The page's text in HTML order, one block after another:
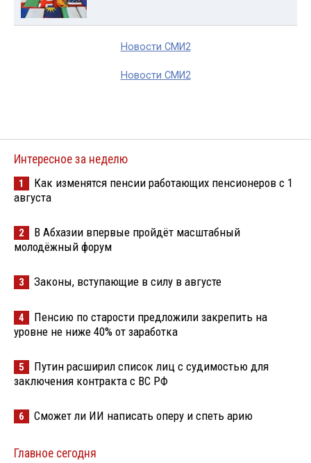
Новости СМИ2
Новости СМИ2
Интересное за неделю
1
Как изменятся пенсии работающих пенсионеров с 1
августа
2
В Абхазии впервые пройдёт масштабный
молодёжный форум
3 Законы, вступающие в силу в августе
4
Пенсию по старости предложили закрепить на
уровне не ниже 40% от заработка
5
Путин расширил список лиц с судимостью для
заключения контракта с ВС РФ
6 Сможет ли ИИ написать оперу и спеть арию
Главное сегодня